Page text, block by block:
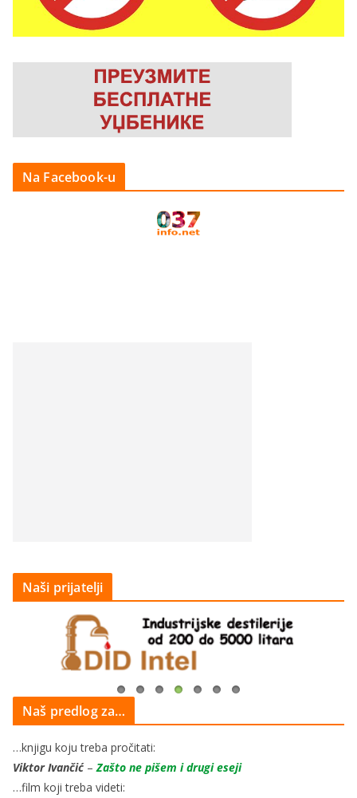
Na Facebook-u
Naši prijatelji
Naš predlog za…
…knjigu koju treba pročitati:
Viktor Ivančić–Zašto ne pišem i drugi eseji
…film koji treba videti: